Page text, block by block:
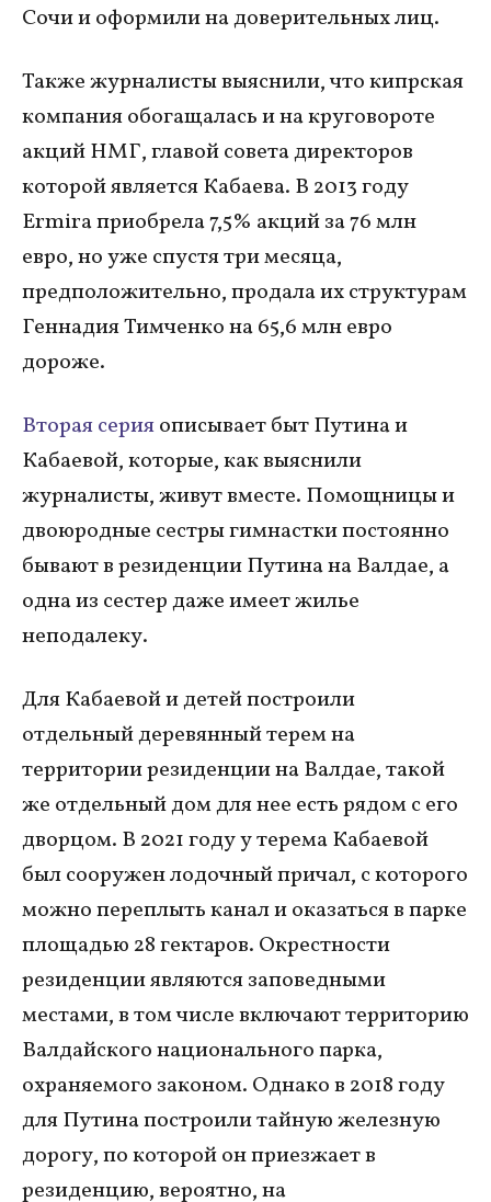
Сочи и оформили на доверительных лиц.
Также журналисты выяснили, что кипрская
компания обогащалась и на круговороте
акций НМГ, главой совета директоров
которой является Кабаева. В 2013 году
Ermira приобрела 7,5% акций за 76 млн
евро, но уже спустя три месяца,
предположительно, продала их структурам
Геннадия Тимченко на 65,6 млн евро
дороже.
Вторая серияописывает быт Путина и
Кабаевой, которые, как выяснили
журналисты, живут вместе. Помощницы и
двоюродные сестры гимнастки постоянно
бывают в резиденции Путина на Валдае, а
одна из сестер даже имеет жилье
неподалеку.
Для Кабаевой и детей построили
отдельный деревянный терем на
территории резиденции на Валдае, такой
же отдельный дом для нее есть рядом с его
дворцом. В 2021 году у терема Кабаевой
был сооружен лодочный причал, с которого
можно переплыть канал и оказаться в парке
площадью 28 гектаров. Окрестности
резиденции являются заповедными
местами, в том числе включают территорию
Валдайского национального парка,
охраняемого законом. Однако в 2018 году
для Путина построили тайную железную
дорогу, по которой он приезжает в
резиденцию, вероятно, на